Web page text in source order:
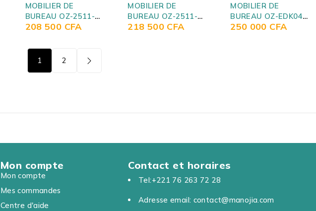
MOBILIER DE
BUREAU OZ-2511-
18
208 500 CFA
MOBILIER DE
BUREAU OZ-2511-
16
218 500 CFA
MOBILIER DE
BUREAU OZ-EDK04-
24
250 000 CFA
1 2
Mon compte
Mon compte
Mes commandes
Centre d'aide
Contact et horaires
Tel:+221 76 263 72 28
Adresse email: contact@manojia.com